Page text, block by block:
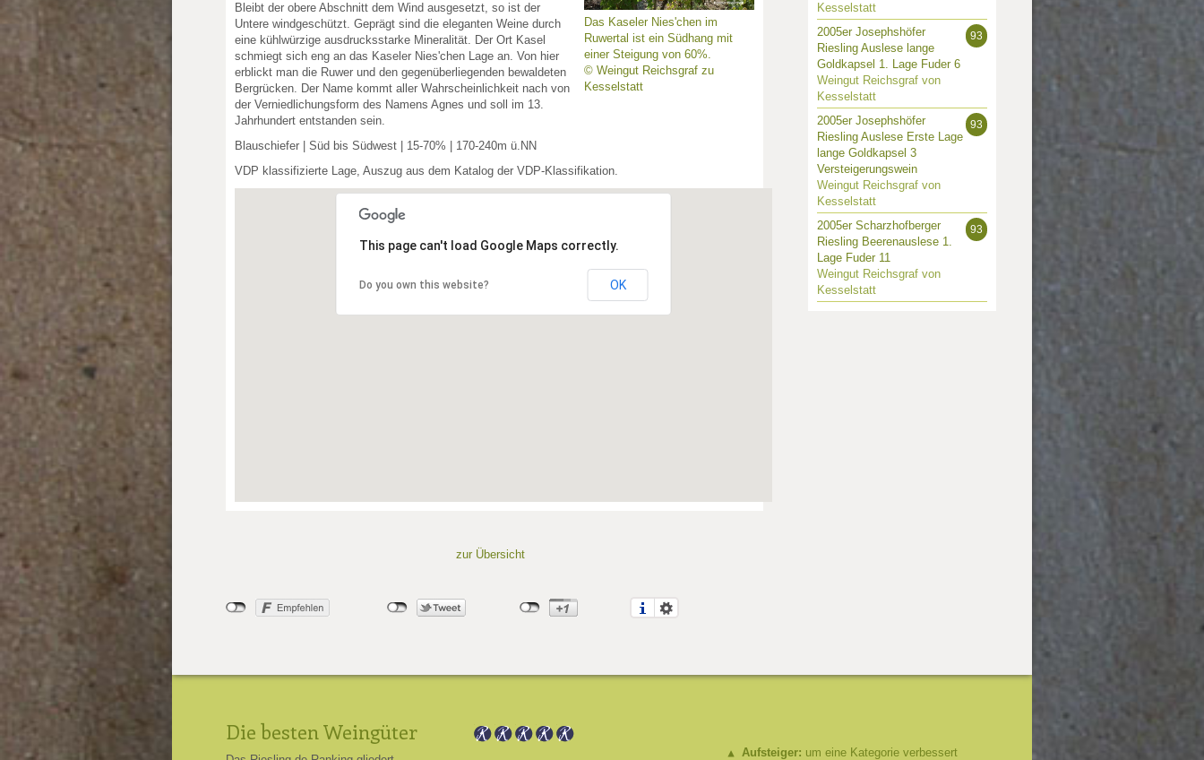
Das Kaseler Nies'chen im
Ruwertal ist ein Südhang mit
einer Steigung von 60%.
© Weingut Reichsgraf zu
Kesselstatt
Bleibt der obere Abschnitt dem Wind ausgesetzt, so ist der
Untere windgeschützt. Geprägt sind die eleganten Weine durch
eine kühlwürzige ausdrucksstarke Mineralität. Der Ort Kasel
schmiegt sich eng an das Kaseler Nies'chen Lage an. Von hier
erblickt man die Ruwer und den gegenüberliegenden bewaldeten
Bergrücken. Der Name kommt aller Wahrscheinlichkeit nach von
der Verniedlichungsform des Namens Agnes und soll im 13.
Jahrhundert entstanden sein.
Blauschiefer | Süd bis Südwest | 15-70% | 170-240m ü.NN
VDP klassifizierte Lage, Auszug aus dem Katalog der VDP-Klassifikation.
This page can't load Google Maps correctly.
Do you own this website? OK
zur Übersicht
Kesselstatt
93
2005er Josephshöfer
Riesling Auslese lange
Goldkapsel 1. Lage Fuder 6
Weingut Reichsgraf von
Kesselstatt
93
2005er Josephshöfer
Riesling Auslese Erste Lage
lange Goldkapsel 3
Versteigerungswein
Weingut Reichsgraf von
Kesselstatt
93
2005er Scharzhofberger
Riesling Beerenauslese 1.
Lage Fuder 11
Weingut Reichsgraf von
Kesselstatt
Die besten Weingüter
Aufsteiger: um eine Kategorie verbessert